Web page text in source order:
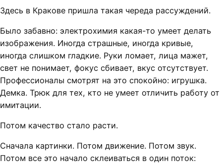
Здесь в Кракове пришла такая череда рассуждений.
Было забавно: электрохимия какая-то умеет делать
изображения. Иногда страшные, иногда кривые,
иногда слишком гладкие. Руки ломает, лица мажет,
свет не понимает, фокус сбивает, вкус отсутствует.
Профессионалы смотрят на это спокойно: игрушка.
Демка. Трюк для тех, кто не умеет отличить работу от
имитации.
Потом качество стало расти.
Сначала картинки. Потом движение. Потом звук.
Потом все это начало склеиваться в один поток: